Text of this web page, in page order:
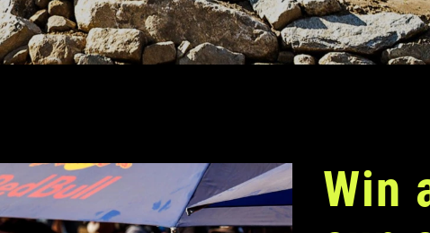
Win